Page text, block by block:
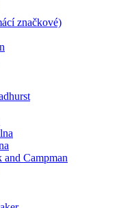
značkové)
Campman